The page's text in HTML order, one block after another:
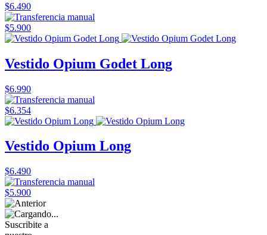
$6.490
$5.900
Vestido Opium Godet Long
$6.990
$6.354
Vestido Opium Long
$6.490
$5.900
Suscribite a